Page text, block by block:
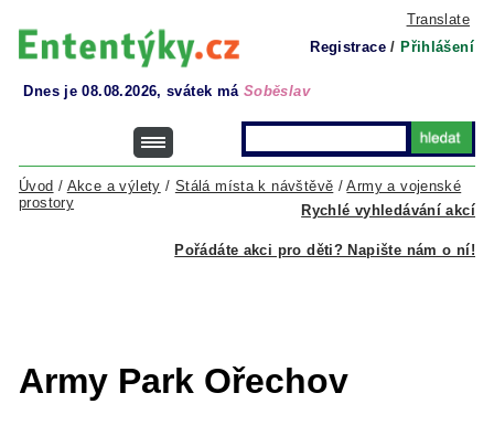
Translate
Registrace / Přihlášení
Dnes je 08.08.2026, svátek má Soběslav
Rychlé vyhledávání akcí
Úvod / Akce a výlety / Stálá místa k návštěvě /Army a vojenské
prostory
Pořádáte akci pro děti? Napište nám o ní!
Army Park Ořechov